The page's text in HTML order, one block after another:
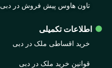
تاون هاوس پیش فروش در دبی
اطلاعات تکمیلی
خرید اقساطی ملک در دبی
قوانین خرید ملک در دبی